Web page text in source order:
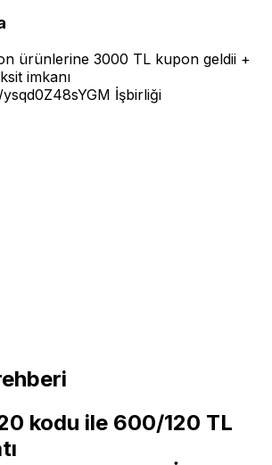
ürünlerine 3000 TL kupon geldii +
imkanı
İşbirliği
kodu ile 600/120 TL